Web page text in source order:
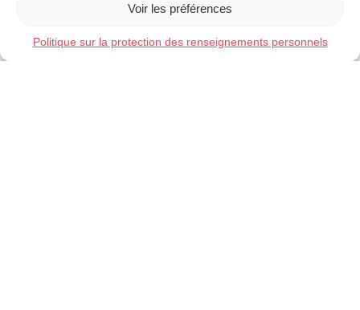
Voir les préférences
Politique sur la protection des renseignements personnels